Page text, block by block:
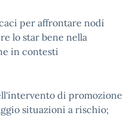
per affrontare nodi
lo star bene nella
in contesti
di promozione
situazioni a rischio;